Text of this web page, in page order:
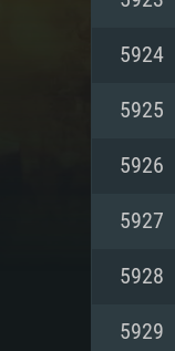
5924
5925
5926
5927
5928
5929